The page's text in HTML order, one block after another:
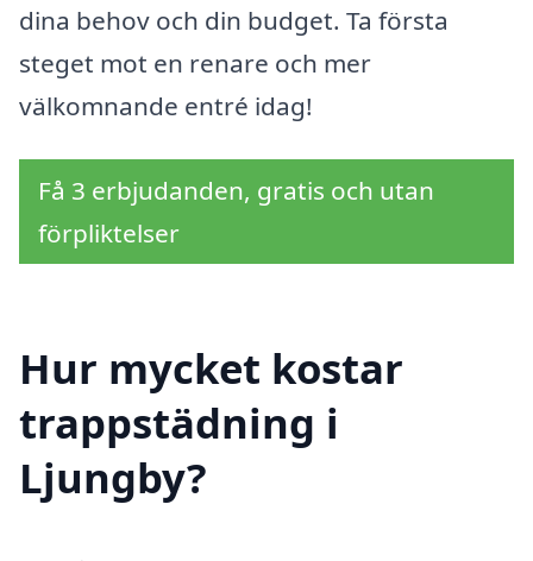
dina behov och din budget. Ta första
steget mot en renare och mer
välkomnande entré idag!
Få 3 erbjudanden, gratis och utan
förpliktelser
Hur mycket kostar
trappstädning i
Ljungby?